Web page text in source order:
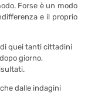
Forse è un modo
e il proprio
di quei tanti cittadini
giorno,
dalle indagini